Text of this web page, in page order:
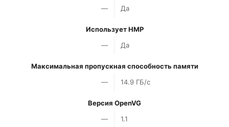
—
Да
Использует HMP
—
Да
Максимальная пропускная способность памяти
—
14.9 ГБ/с
Версия OpenVG
—
1.1